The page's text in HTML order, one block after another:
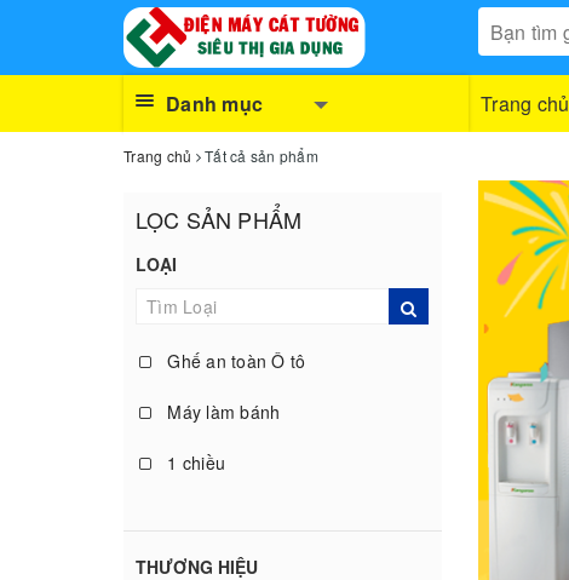
Danh mục Trang chủ
Trang chủ Tất cả sản phẩm
LỌC SẢN PHẨM
LOẠI
Ghế an toàn Ô tô
Máy làm bánh
1 chiều
Bát thủy tinh
THƯƠNG HIỆU